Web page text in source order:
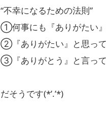
“不幸になるための法則”
①何事にも『ありがたい
②『ありがたい』と思っ
③『ありがとう』と言っ
だそうです(*’.’*)